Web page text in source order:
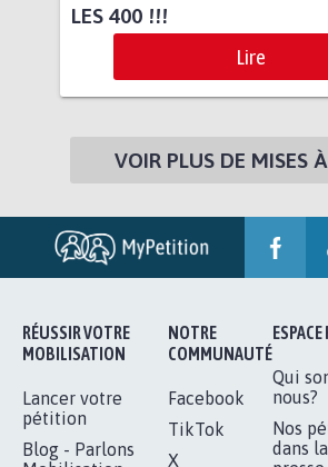
LES 400 !!!
Lire
VOIR PLUS DE MISES
RÉUSSIR VOTRE
MOBILISATION
Lancer votre
pétition
Blog - Parlons
NOTRE
COMMUNAUTÉ
Facebook
TikTok
X
Qui
nous?
Nos
dans la